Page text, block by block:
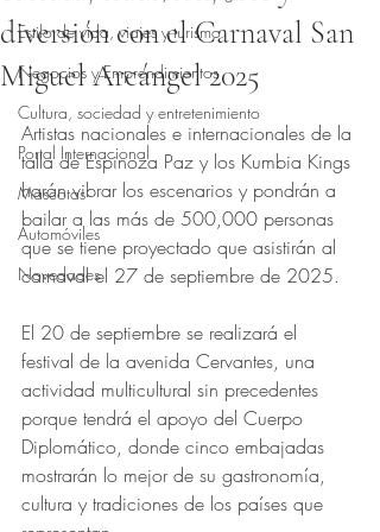
Estilo de vida, viajes y turismo
Negocios y Emprendimientos
Cultura, sociedad y entretenimiento
Portal Internacional
Mascotas
Automóviles
Novedades
diversión con el Carnaval San
Miguel Arcángel 2025
Obtuvo NaN de 5 estrellas.
Artistas nacionales e internacionales de la
talla de Espinoza Paz y los Kumbia Kings
harán vibrar los escenarios y pondrán a
bailar a las más de 500,000 personas
que se tiene proyectado que asistirán al
carnaval el 27 de septiembre de 2025.
El 20 de septiembre se realizará el
festival de la avenida Cervantes, una
actividad multicultural sin precedentes
porque tendrá el apoyo del Cuerpo
Diplomático, donde cinco embajadas
mostrarán lo mejor de su gastronomía,
cultura y tradiciones de los países que